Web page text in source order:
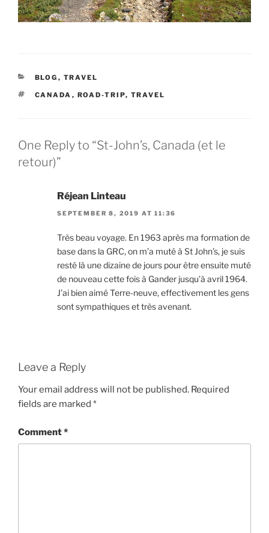
CATEGORIES
BLOG , TRAVEL
TAGS
CANADA , ROAD-TRIP, TRAVEL
One Reply to “St-John’s, Canada (et le
retour)”
Réjean Linteau
SEPTEMBER 8, 2019 AT 11:36
Très beau voyage. En 1963 après ma formation de
base dans la GRC, on m’a muté à St John’s, je suis
resté là une dizaine de jours pour être ensuite muté
de nouveau cette fois à Gander jusqu’à avril 1964.
J’ai bien aimé Terre-neuve, effectivement les gens
sont sympathiques et très avenant.
Leave a Reply
Your email address will not be published. Required
fields are marked *
Comment*